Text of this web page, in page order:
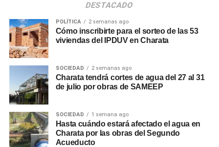
DESTACADO
POLÍTICA 2 semanas ago
Cómo inscribirte para el sorteo de las 53
viviendas del IPDUV en Charata
SOCIEDAD 2 semanas ago
Charata tendrá cortes de agua del 27 al 31
de julio por obras de SAMEEP
SOCIEDAD 1 semana ago
Hasta cuándo estará afectado el agua en
Charata por las obras del Segundo
Acueducto